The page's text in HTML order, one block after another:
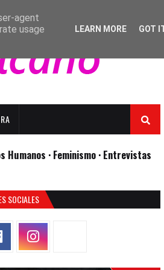
Humanos · Feminismo · Entrevistas
SOCIALES
agent
usage
LEARN MORE GOT